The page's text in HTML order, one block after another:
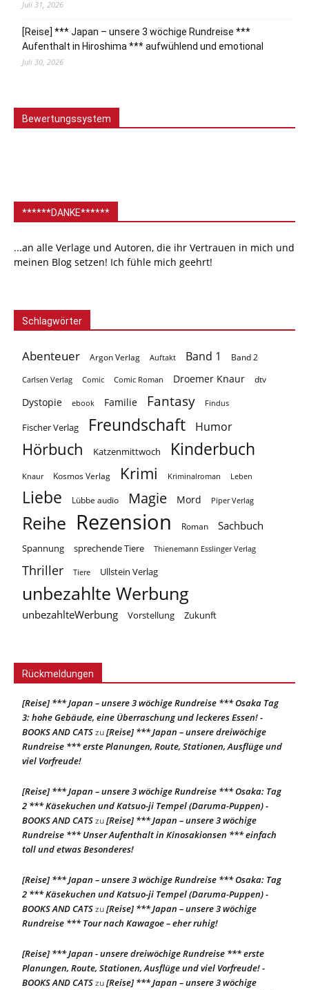
Juli 31, 2026
[Reise] *** Japan – unsere 3 wöchige Rundreise ***
Aufenthalt in Hiroshima *** aufwühlend und emotional
Juli 30, 2026
Bewertungssystem
******DANKE******
...an alle Verlage und Autoren, die ihr Vertrauen in mich und
meinen Blog setzen! Ich fühle mich geehrt!
Schlagwörter
Abenteuer Argon Verlag Auftakt Band 1 Band 2
Carlsen Verlag Comic Comic Roman Droemer Knaur dtv
Dystopie ebook Familie Fantasy Findus
Fischer Verlag Freundschaft Humor
Hörbuch Katzenmittwoch Kinderbuch
Knaur Kosmos Verlag Krimi Kriminalroman Leben
Liebe Lübbe audio Magie Mord Piper Verlag
Reihe Rezension Roman Sachbuch
Spannung sprechende Tiere Thienemann Esslinger Verlag
Thriller Tiere Ullstein Verlag
unbezahlte Werbung
unbezahlteWerbung Vorstellung Zukunft
Rückmeldungen
[Reise] *** Japan – unsere 3 wöchige Rundreise *** Osaka Tag
3: hohe Gebäude, eine Überraschung und leckeres Essen! -
BOOKS AND CATSzu[Reise] *** Japan – unsere dreiwöchige
Rundreise *** erste Planungen, Route, Stationen, Ausflüge und
viel Vorfreude!
[Reise] *** Japan – unsere 3 wöchige Rundreise *** Osaka: Tag
2 *** Käsekuchen und Katsuo-ji Tempel (Daruma-Puppen) -
BOOKS AND CATSzu[Reise] *** Japan – unsere 3 wöchige
Rundreise *** Unser Aufenthalt in Kinosakionsen *** einfach
toll und etwas Besonderes!
[Reise] *** Japan – unsere 3 wöchige Rundreise *** Osaka: Tag
2 *** Käsekuchen und Katsuo-ji Tempel (Daruma-Puppen) -
BOOKS AND CATSzu[Reise] *** Japan – unsere 3 wöchige
Rundreise *** Tour nach Kawagoe – eher ruhig!
[Reise] *** Japan - unsere dreiwöchige Rundreise *** erste
Planungen, Route, Stationen, Ausflüge und viel Vorfreude! -
BOOKS AND CATSzu[Reise] *** Japan – unsere 3 wöchige